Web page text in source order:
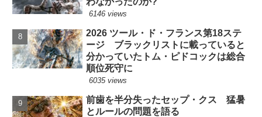
6146 views
2026 ツール・ド・フランス第18ステ
ージ ブラックリストに載っていると
分かっていたトム・ピドコックは総合
順位死守に
6035 views
前歯を半分失ったセップ・クス 猛暑
とルールの問題を語る